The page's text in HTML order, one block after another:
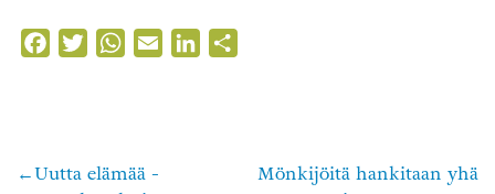
FacebookTwitterWhatsApp
Email LinkedIn
Artikkelien
Uutta elämää -
Mönkijöitä hankitaan yhä